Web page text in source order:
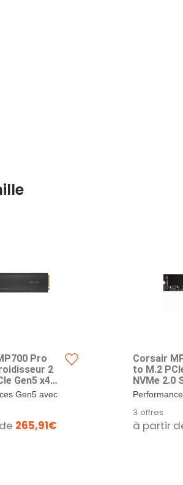
Pro
2
Gen5 x4
SSD - M.2
- TLC
Densité -
Gen5 avec
265,91€
Corsair
to M.2
NVMe 2.0
2280 -
NAND
Noir
s’associe à...
3 offres
à partir